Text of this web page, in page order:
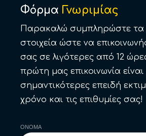
Φόρμα Γνωριμίας
Παρακαλώ συμπληρώστε
στοιχεία ώστε να
σας σε λιγότερες από 12
πρώτη μας επικοινωνία
σημαντικότερες επειδή
χρόνο και τις επιθυμίες σας!
ΟΝΟΜΑ